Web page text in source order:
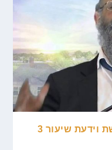
סוד השמחה חודש אדר מדרשת וידעת שיעור 3